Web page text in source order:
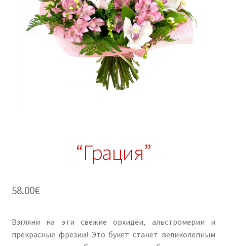
“Грация”
58.00€
Взгляни на эти свежие орхидеи, альстромерии и
прекрасные фрезии! Это букет станет великолепным